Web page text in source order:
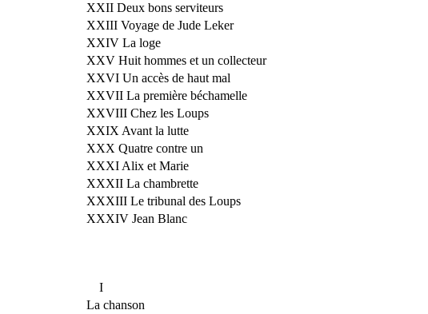
XXII Deux bons serviteurs
XXIII Voyage de Jude Leker
XXIV La loge
XXV Huit hommes et un collecteur
XXVI Un accès de haut mal
XXVII La première béchamelle
XXVIII Chez les Loups
XXIX Avant la lutte
XXX Quatre contre un
XXXI Alix et Marie
XXXII La chambrette
XXXIII Le tribunal des Loups
XXXIV Jean Blanc
I
La chanson